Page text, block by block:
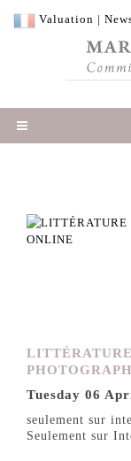
Valuation |
Tuesday 06
seulement sur
Seulement sur